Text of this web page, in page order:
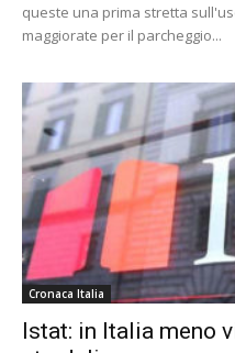
queste una prima stretta
maggiorate per il parcheggio...
Cronaca Italia
Istat: in Italia meno